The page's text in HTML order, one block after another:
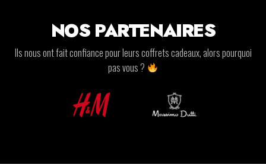
NOS PARTENAIRES
Ils nous ont fait confiance pour leurs coffrets cadeaux, alors pourquoi
pas vous ?